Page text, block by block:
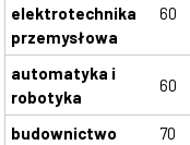
elektrotechnika
przemysłowa
60
automatyka i
robotyka
60
budownictwo 70